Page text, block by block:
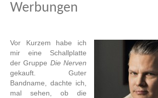
Werbungen
Vor Kurzem habe ich
mir eine Schallplatte
der Gruppe Die Nerven
gekauft. Guter
Bandname, dachte ich,
mal sehen, ob die